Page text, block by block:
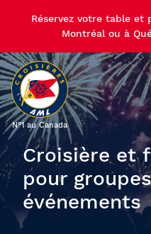
Réservez votre table et
Montréal ou à
N°1 au Canada
Croisière et
pour
événements